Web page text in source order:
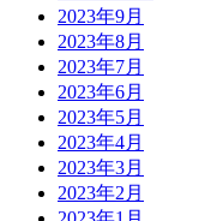
2023年9月
2023年8月
2023年7月
2023年6月
2023年5月
2023年4月
2023年3月
2023年2月